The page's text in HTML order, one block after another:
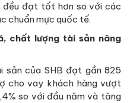
đều đạt tốt hơn so với các
chuẩn mực quốc tế.
chất lượng tài sản nâng
của SHB đạt gần 825
cho vay khách hàng vượt
so với đầu năm và tăng